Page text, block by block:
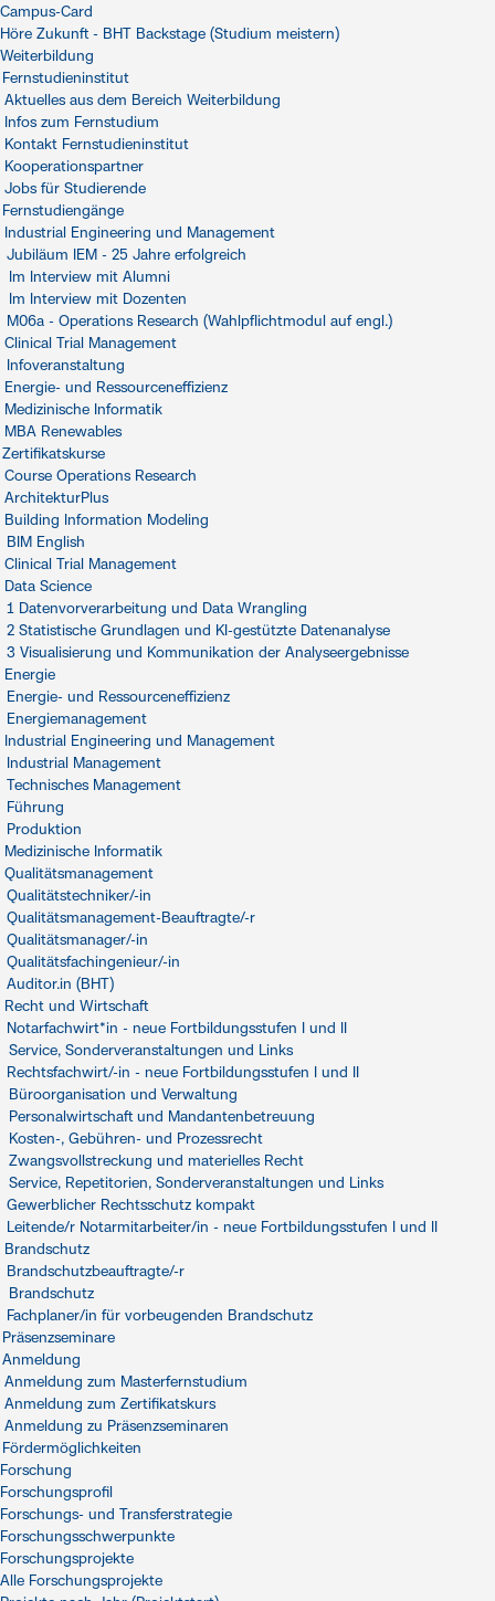
Campus-Card
Höre Zukunft - BHT Backstage (Studium meistern)
Weiterbildung
Fernstudieninstitut
Aktuelles aus dem Bereich Weiterbildung
Infos zum Fernstudium
Kontakt Fernstudieninstitut
Kooperationspartner
Jobs für Studierende
Fernstudiengänge
Industrial Engineering und Management
Jubiläum IEM - 25 Jahre erfolgreich
Im Interview mit Alumni
Im Interview mit Dozenten
M06a - Operations Research (Wahlpflichtmodul auf engl.)
Clinical Trial Management
Infoveranstaltung
Energie- und Ressourceneffizienz
Medizinische Informatik
MBA Renewables
Zertifikatskurse
Course Operations Research
ArchitekturPlus
Building Information Modeling
BIM English
Clinical Trial Management
Data Science
1 Datenvorverarbeitung und Data Wrangling
2 Statistische Grundlagen und KI-gestützte Datenanalyse
3 Visualisierung und Kommunikation der Analyseergebnisse
Energie
Energie- und Ressourceneffizienz
Energiemanagement
Industrial Engineering und Management
Industrial Management
Technisches Management
Führung
Produktion
Medizinische Informatik
Qualitätsmanagement
Qualitätstechniker/-in
Qualitätsmanagement-Beauftragte/-r
Qualitätsmanager/-in
Qualitätsfachingenieur/-in
Auditor.in (BHT)
Recht und Wirtschaft
Notarfachwirt*in - neue Fortbildungsstufen I und II
Service, Sonderveranstaltungen und Links
Rechtsfachwirt/-in - neue Fortbildungsstufen I und II
Büroorganisation und Verwaltung
Personalwirtschaft und Mandantenbetreuung
Kosten-, Gebühren- und Prozessrecht
Zwangsvollstreckung und materielles Recht
Service, Repetitorien, Sonderveranstaltungen und Links
Gewerblicher Rechtsschutz kompakt
Leitende/r Notarmitarbeiter/in - neue Fortbildungsstufen I und II
Brandschutz
Brandschutzbeauftragte/-r
Brandschutz
Fachplaner/in für vorbeugenden Brandschutz
Präsenzseminare
Anmeldung
Anmeldung zum Masterfernstudium
Anmeldung zum Zertifikatskurs
Anmeldung zu Präsenzseminaren
Fördermöglichkeiten
Forschung
Forschungsprofil
Forschungs- und Transferstrategie
Forschungsschwerpunkte
Forschungsprojekte
Alle Forschungsprojekte